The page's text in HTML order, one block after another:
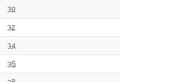
30
32
34
36